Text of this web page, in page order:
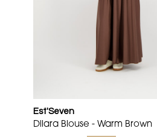
Est'Seven
Dilara Blouse - Warm Brown